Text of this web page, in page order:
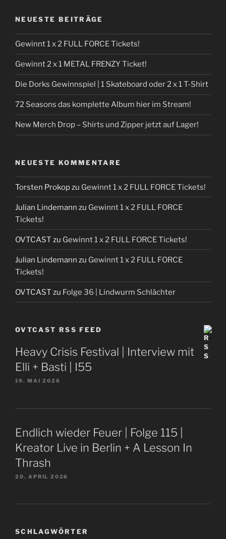
NEUESTE BEITRÄGE
Gewinnt 1 x 2 FULL FORCE Tickets!
Gewinnt 2 x 1 METAL FRENZY Ticket!
Die Dorks Gewinnspiel | 1 Skateboard oder 2 x 1 T-Shirt
72 Seasons das komplette Album hier im Stream!
New Merch Drop – Shirts und Zipper jetzt auf Lager!
NEUESTE KOMMENTARE
Torsten Prokopzu Gewinnt 1 x 2 FULL FORCE Tickets!
Julian Lindemann zu Gewinnt 1 x 2 FULL FORCE
Tickets!
OVTCAST zu Gewinnt 1 x 2 FULL FORCE Tickets!
Julian Lindemann zu Gewinnt 1 x 2 FULL FORCE
Tickets!
OVTCAST zu Folge 36 | Lindwurm Schlächter
OVTCAST RSS FEED
Heavy Crisis Festival | Interview mit
Elli + Basti | I55
19. MAI 2026
Endlich wieder Feuer | Folge 115 |
Kreator Live in Berlin + A Lesson In
Thrash
20. APRIL 2026
SCHLAGWÖRTER